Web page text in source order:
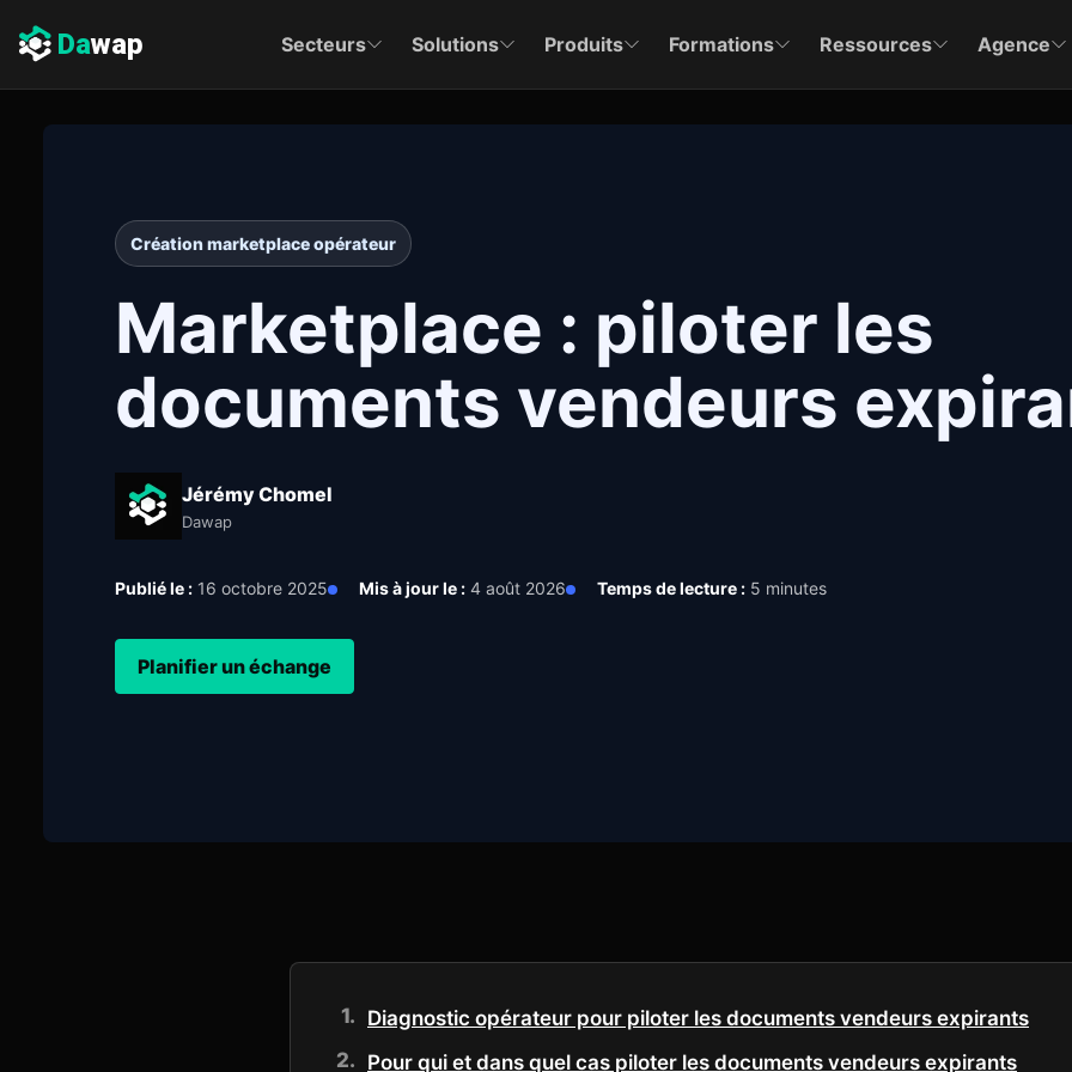
Dawap Secteurs Solutions Produits Formations Ressources Agence
Création marketplace opérateur
Marketplace : piloter les
documents vendeurs
Jérémy Chomel
Dawap
Publié le : 16 octobre 2025 Mis à jour le : 4 août 2026 Temps de lecture : 5 minutes
Planifier un échange
Diagnostic opérateur pour piloter les documents vendeurs expirants
Pour qui et dans quel cas piloter les documents vendeurs expirants